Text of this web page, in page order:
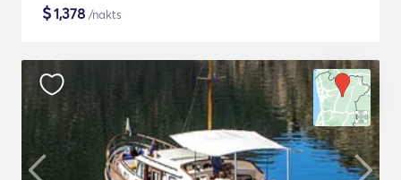
$1,378 /nakts